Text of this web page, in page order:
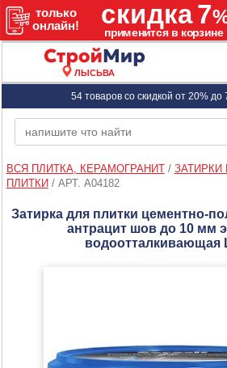
ЛЫСЬВА
54 товаров со скидкой от 20%
ВСЯ ПЛИТКА, КЕРАМОГРАНИТ/
ПЛИТКИ / АРТ. A04182
Затирка для плитки цементно-
антрацит шов до 10 мм
водоотталкивающая